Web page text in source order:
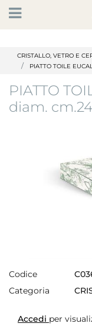
Open
CRISTALLO, VETRO E
PIATTO TOILE
PIATTO
diam.
Codice
Categoria
Accedi per